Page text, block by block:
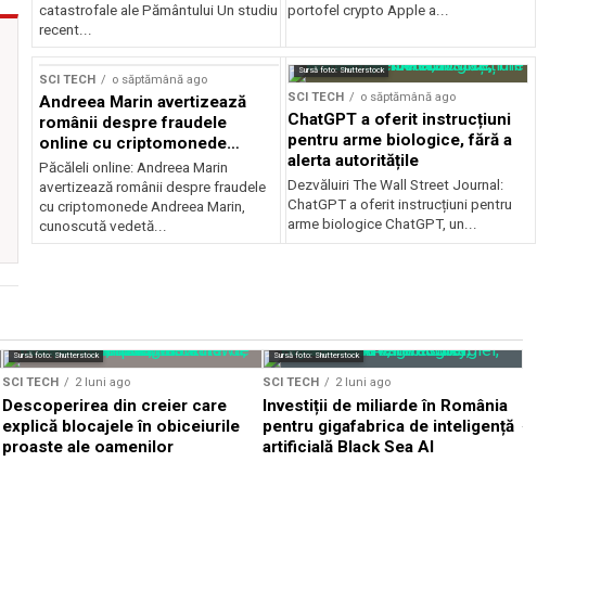
catastrofale ale Pământului Un studiu
recent...
portofel crypto Apple a...
SCI TECH o săptămână ago
Andreea Marin avertizează
românii despre fraudele
online cu criptomonede
folosindu-i imaginea
Păcăleli online: Andreea Marin
avertizează românii despre fraudele
cu criptomonede Andreea Marin,
cunoscută vedetă...
Sursă foto: Shutterstock
SCI TECH o săptămână ago
ChatGPT a oferit instrucțiuni
pentru arme biologice, fără a
alerta autoritățile
Dezvăluiri The Wall Street Journal:
ChatGPT a oferit instrucțiuni pentru
arme biologice ChatGPT, un...
Sursă foto: Shutterstock
SCI TECH 2 luni ago
Descoperirea din creier care
explică blocajele în obiceiurile
proaste ale oamenilor
Sursă foto: Shutterstock
SCI TECH 2 luni ago
Investiții de miliarde în România
pentru gigafabrica de inteligență
artificială Black Sea AI